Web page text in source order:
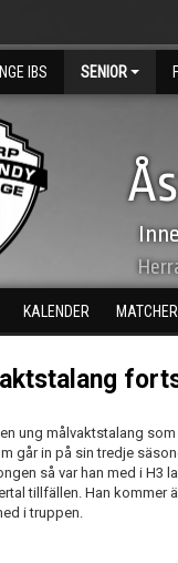
IBS SENIOR
KALENDER MATCHER
ung målvaktstalang
går in på sin tredje
så var han med i H3
tillfällen. Han kommer
i truppen.